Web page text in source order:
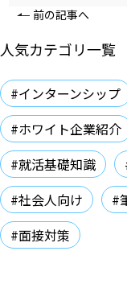
前の記事へ
人気カテゴリ一覧
#インターンシップ
#ホワイト企業紹介
#就活基礎知識
#社会人向け
#
#面接対策